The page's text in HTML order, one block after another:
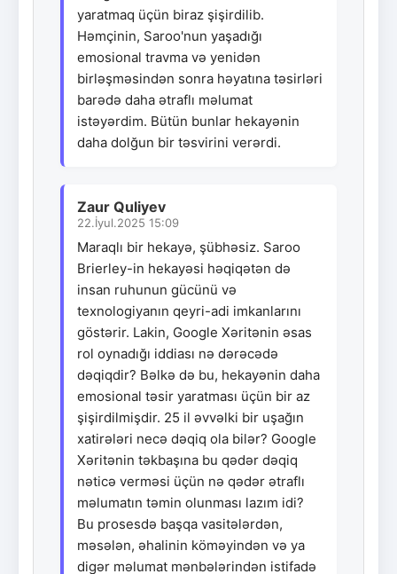
yaratmaq üçün biraz şişirdilib.
Həmçinin, Saroo'nun yaşadığı
emosional travma və yenidən
birləşməsindən sonra həyatına təsirləri
barədə daha ətraflı məlumat
istəyərdim. Bütün bunlar hekayənin
daha dolğun bir təsvirini verərdi.
Zaur Quliyev
22.İyul.2025 15:09
Maraqlı bir hekayə, şübhəsiz. Saroo
Brierley-in hekayəsi həqiqətən də
insan ruhunun gücünü və
texnologiyanın qeyri-adi imkanlarını
göstərir. Lakin, Google Xəritənin əsas
rol oynadığı iddiası nə dərəcədə
dəqiqdir? Bəlkə də bu, hekayənin daha
emosional təsir yaratması üçün bir az
şişirdilmişdir. 25 il əvvəlki bir uşağın
xatirələri necə dəqiq ola bilər? Google
Xəritənin təkbaşına bu qədər dəqiq
nəticə verməsi üçün nə qədər ətraflı
məlumatın təmin olunması lazım idi?
Bu prosesdə başqa vasitələrdən,
məsələn, əhalinin köməyindən və ya
digər məlumat mənbələrindən istifadə